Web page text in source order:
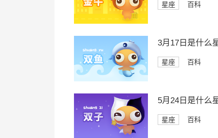
星座 百科
3月17日是什么
星座 百科
5月24日是什么
星座 百科